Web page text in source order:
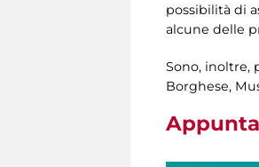
possibilità di
alcune delle
Sono, inoltre,
Borghese,